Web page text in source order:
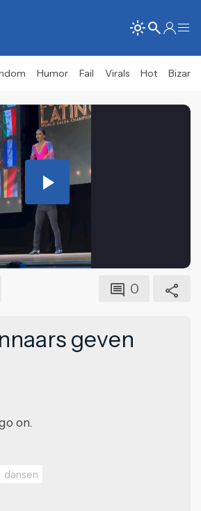
Humor Fail Virals Hot Bizar
Play
Video
0
geven
on.
dansen